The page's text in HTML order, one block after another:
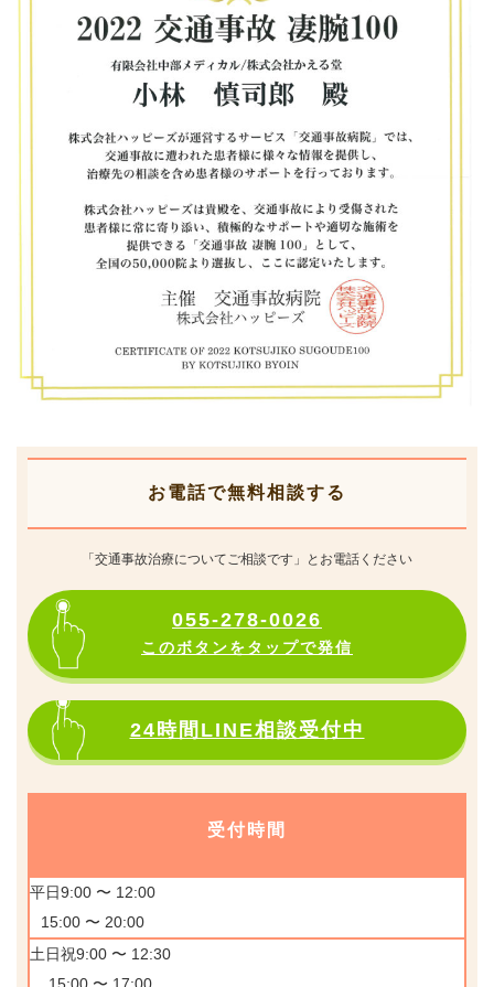
お電話で無料相談する
「交通事故治療についてご相談です」とお電話ください
055-278-0026
このボタンをタップで発信
24時間LINE相談受付中
受付時間
平日9:00 〜 12:00
15:00 〜 20:00
土日祝9:00 〜 12:30